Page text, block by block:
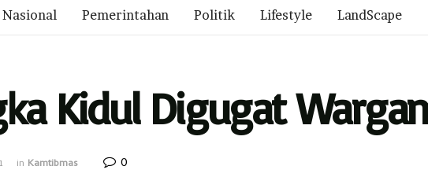
Nasional Pemerintahan Politik Lifestyle LandScape
Kidul Digugat
in Kamtibmas 0